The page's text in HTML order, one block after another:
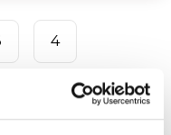
4